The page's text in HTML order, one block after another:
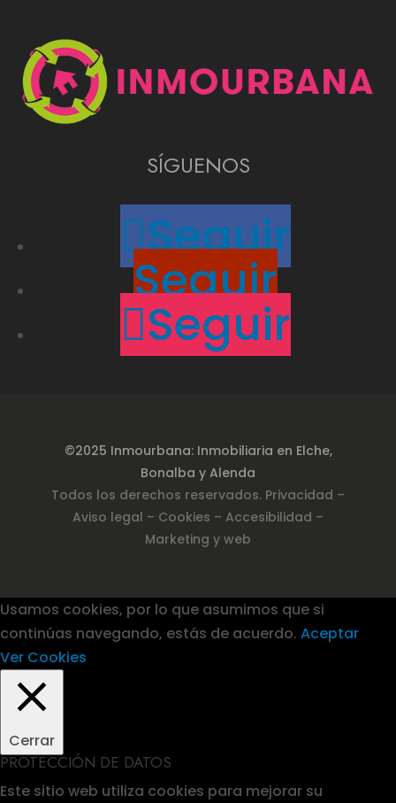
SÍGUENOS
Seguir
Seguir
Seguir
©2025 Inmourbana: Inmobiliaria en Elche,
Bonalba y Alenda
Todos los derechos reservados. Privacidad –
Aviso legal – Cookies – Accesibilidad –
Marketing y web
Usamos cookies, por lo que asumimos que si
continúas navegando, estás de acuerdo. Aceptar
Ver Cookies
Cerrar
PROTECCIÓN DE DATOS
Este sitio web utiliza cookies para mejorar su